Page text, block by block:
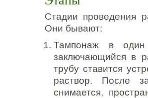
Стадии проведения
Они бывают:
Тампонаж в
заключающийся в
трубу ставится
раствор. После
снимается,